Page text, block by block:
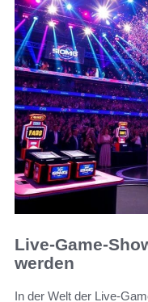
Live-Game-
werden
In der Welt der Live-